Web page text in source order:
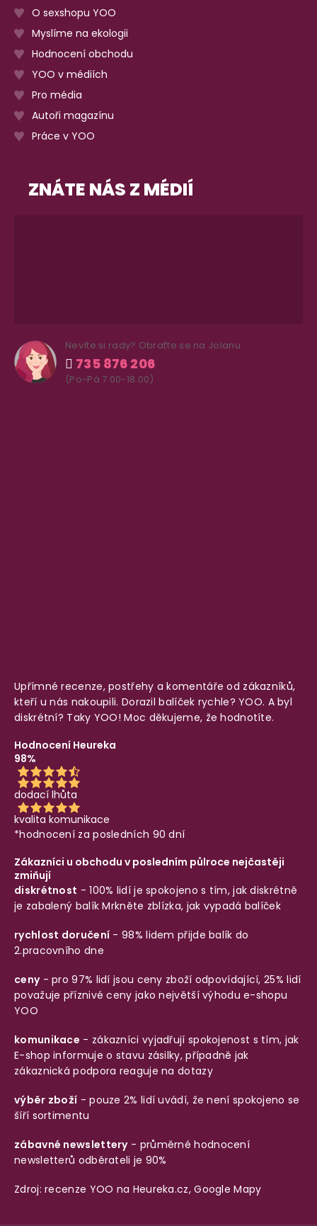
O sexshopu YOO
Myslíme na ekologii
Hodnocení obchodu
YOO v médiích
Pro média
Autoři magazínu
Práce v YOO
ZNÁTE NÁS Z MÉDIÍ
Nevíte si rady? Obraťte se na Jolanu
735 876 206
(Po-Pá 7.00-18.00)
Upřímné recenze, postřehy a komentáře od zákazníků,
kteří u nás nakoupili. Dorazil balíček rychle? YOO. A byl
diskrétní? Taky YOO! Moc děkujeme, že hodnotíte.
Hodnocení Heureka
98%
dodací lhůta
kvalita komunikace
*hodnocení za posledních 90 dní
Zákazníci u obchodu v posledním půlroce nejčastěji
zmiňují
diskrétnost - 100% lidí je spokojeno s tím, jak diskrétně
je zabalený balíkMrkněte zblízka, jak vypadá balíček
rychlost doručení - 98% lidem přijde balík do
2.pracovního dne
ceny- pro 97% lidí jsou ceny zboží odpovídající, 25% lidí
považuje příznivé ceny jako největší výhodu e-shopu
YOO
komunikace - zákazníci vyjadřují spokojenost s tím, jak
E-shop informuje o stavu zásilky, případně jak
zákaznická podpora reaguje na dotazy
výběr zboží - pouze 2% lidí uvádí, že není spokojeno se
šíří sortimentu
zábavné newslettery- průměrné hodnocení
newsletterů odběrateli je 90%
Zdroj: recenze YOO na Heureka.cz,Google Mapy